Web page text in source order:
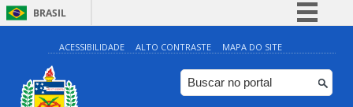
BRASIL
Simplifique!
Comunica BR
Participe
ACESSIBILIDADE ALTO CONTRASTE MAPA DO SITE